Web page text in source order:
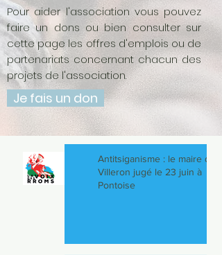
Pour aider l'association vous pouvez
faire un dons ou bien consulter sur
cette page les offres d'emplois ou de
partenariats concernant chacun des
projets de l'association.
Je fais un don
Antitsiganisme : le maire de
Villeron jugé le 23 juin à
Pontoise